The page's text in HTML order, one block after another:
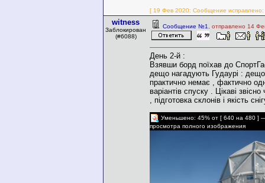
[ 19 Фев 2020: Сообщение исправлено:
witness
Заблокирован
(#6088)
Сообщение №1 , отправлено 14
День 2-й :
Взявши борд поїхав до
дещо нагадують Гудаурі :
практично немає , фактично
варіантів спуску . Цікаві
, підготовка склонів і якість
Уменьшено: 45% от [ 640 на 480 ]
просмотра полного изображения